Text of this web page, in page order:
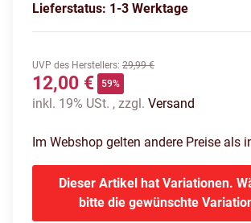
Lieferstatus: 1-3 Werktage
UVP des Herstellers: 29,99 €
12,00 € 59%
inkl. 19% USt. , zzgl. Versand
Im Webshop gelten andere Preise als
Dieser Artikel hat Variationen.
bitte die gewünschte